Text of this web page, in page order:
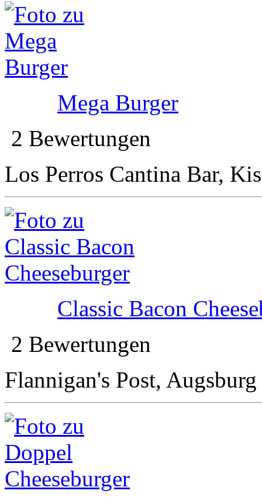
Mega Burger
2 Bewertungen
Los Perros Cantina Bar,
Classic Bacon
2 Bewertungen
Flannigan's Post, Augsburg